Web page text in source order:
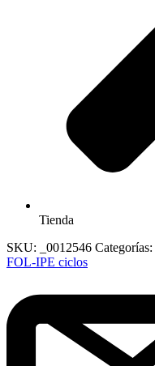
Tienda
SKU:
_0012546 Categorías:
FOL-IPE ciclos